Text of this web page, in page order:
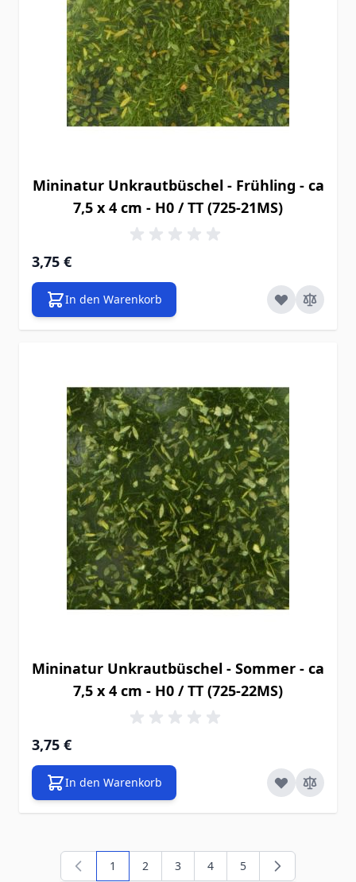
Mininatur Unkrautbüschel - Frühling - ca
7,5 x 4 cm - H0 / TT (725-21MS)
3,75 €
In den Warenkorb
Mininatur Unkrautbüschel - Sommer - ca
7,5 x 4 cm - H0 / TT (725-22MS)
3,75 €
In den Warenkorb
Sie lesen gerade die Seite
1 Seite
2 Seite
3 Seite
4 Seite
5